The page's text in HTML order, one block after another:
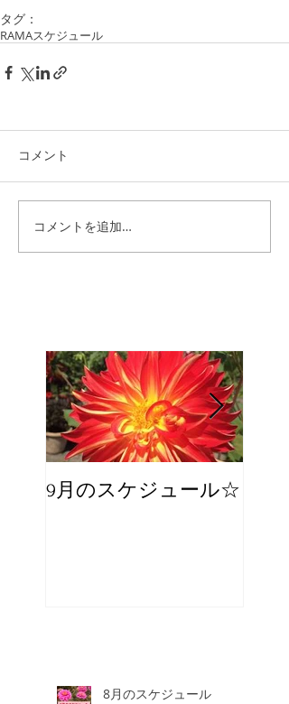
タグ：
RAMAスケジュール
コメント
コメントを追加…
9月のスケジュール☆
8月のスケジュール